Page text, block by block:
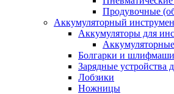
Продувочные
Аккумуляторный
Аккумуляторы для
Болгарки и
Зарядные устройства
Лобзики
Ножницы